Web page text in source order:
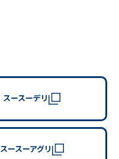
スースーデリ
スースーアグリ